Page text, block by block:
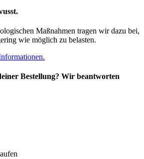
Maßnahmen tragen wir dazu bei,
wie möglich zu belasten.
Bestellung? Wir beantworten